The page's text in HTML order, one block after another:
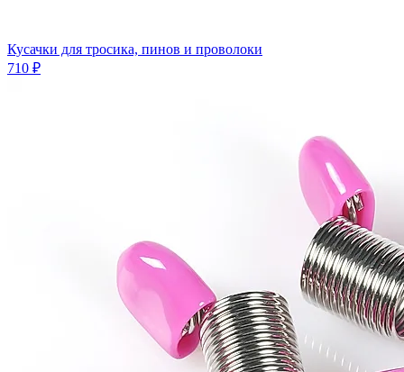
Кусачки для тросика, пинов и проволоки
710 ₽